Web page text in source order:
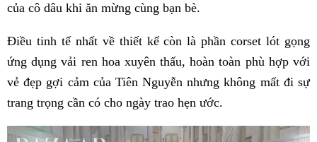
của cô dâu khi ăn mừng cùng bạn bè.
Điều tinh tế nhất về thiết kế còn là phần corset lót gọng
ứng dụng vải ren hoa xuyên thấu, hoàn toàn phù hợp với
vẻ đẹp gợi cảm của Tiên Nguyễn nhưng không mất đi sự
trang trọng cần có cho ngày trao hẹn ước.